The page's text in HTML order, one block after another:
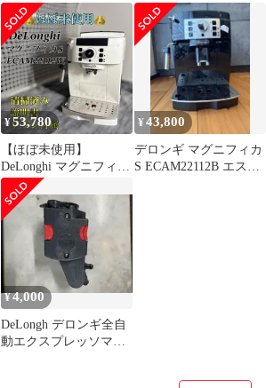
ン ECAM22112ジャン
ク品
シン ホワイト
ECAM22112
¥53,780
【ほぼ未使用】
DeLonghi マグニフィカ
S ECAM22112W 説明書
付属
¥43,800
デロンギ マグニフィカ
S ECAM22112B エスプ
¥4,000
DeLongh デロンギ全自
動エクスプレッソマシ